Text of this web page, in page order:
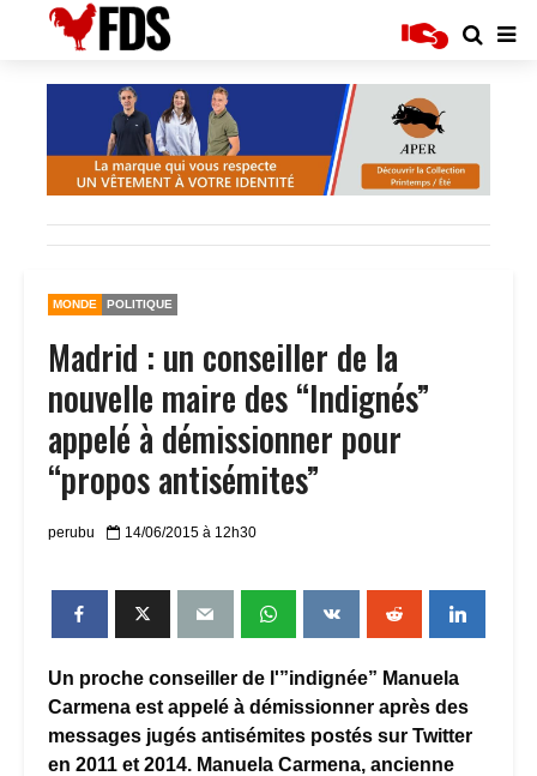
MONDE POLITIQUE
Madrid : un conseiller de la
nouvelle maire des “Indignés”
appelé à démissionner pour
“propos antisémites”
perubu 14/06/2015 à 12h30
Un proche conseiller de l'”indignée” Manuela
Carmena est appelé à démissionner après des
messages jugés antisémites postés sur Twitter
en 2011 et 2014. Manuela Carmena, ancienne